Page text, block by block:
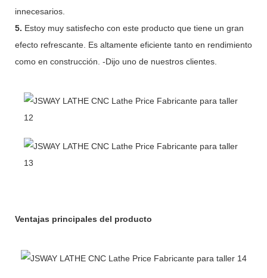
innecesarios.
5. Estoy muy satisfecho con este producto que tiene un gran
efecto refrescante. Es altamente eficiente tanto en rendimiento
como en construcción. -Dijo uno de nuestros clientes.
Ventajas principales del producto